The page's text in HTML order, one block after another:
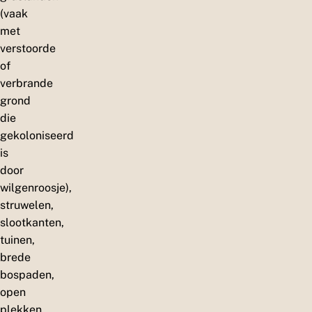
(vaak
met
verstoorde
of
verbrande
grond
die
gekoloniseerd
is
door
wilgenroosje),
struwelen,
slootkanten,
tuinen,
brede
bospaden,
open